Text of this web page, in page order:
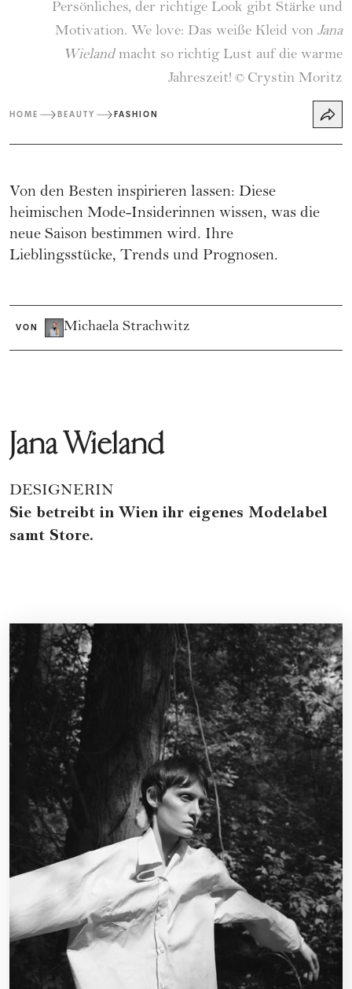
Persönliches, der richtige Look gibt Stärke und
Motivation. We love: Das weiße Kleid von Jana
Wieland macht so richtig Lust auf die warme
Jahreszeit! © Crystin Moritz
HOME BEAUTY FASHION
Von den Besten inspirieren lassen: Diese
heimischen Mode-Insiderinnen wissen, was die
neue Saison bestimmen wird. Ihre
Lieblingsstücke, Trends und Prognosen.
VON Michaela Strachwitz
Jana Wieland
DESIGNERIN
Sie betreibt in Wien ihr eigenes Modelabel
samt Store.